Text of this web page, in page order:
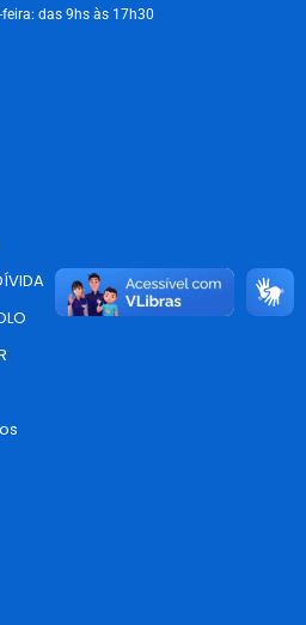
das 9hs às 17h30